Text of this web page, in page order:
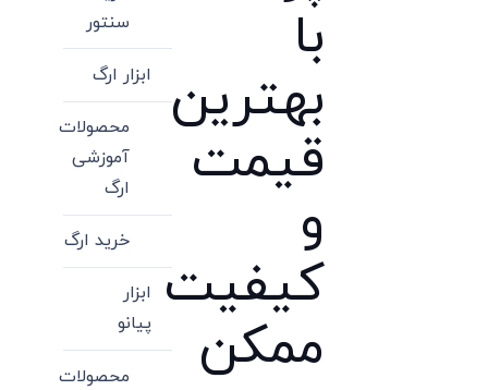
با
بهترین
قیمت
و
کیفیت
ممکن
سنتور
ابزار ارگ
محصولات
آموزشی
ارگ
خرید ارگ
ابزار
پیانو
محصولات